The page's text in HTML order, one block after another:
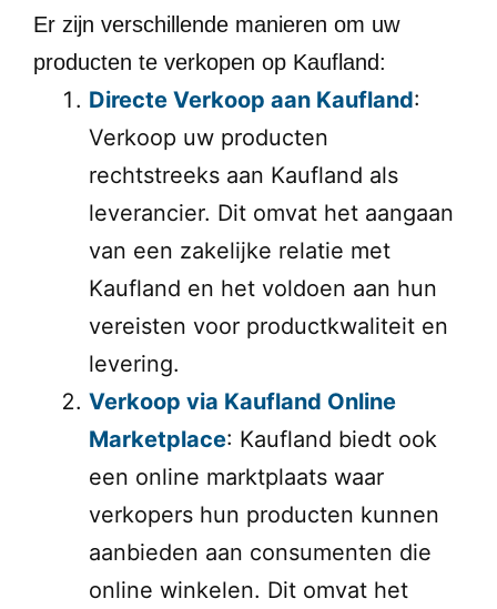
Er zijn verschillende manieren om uw
producten te verkopen op Kaufland:
Directe Verkoop aan Kaufland:
Verkoop uw producten
rechtstreeks aan Kaufland als
leverancier. Dit omvat het aangaan
van een zakelijke relatie met
Kaufland en het voldoen aan hun
vereisten voor productkwaliteit en
levering.
Verkoop via Kaufland Online
Marketplace: Kaufland biedt ook
een online marktplaats waar
verkopers hun producten kunnen
aanbieden aan consumenten die
online winkelen. Dit omvat het